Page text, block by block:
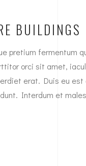
BUILDINGS
pretium fermentum
orci sit amet,
erat. Duis eu
Interdum et